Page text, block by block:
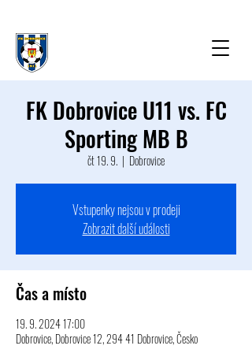
FK Dobrovice U11 vs. FC
Sporting MB B
čt 19. 9.
  |
Dobrovice
Vstupenky nejsou v prodeji
Zobrazit další události
Čas a místo
19. 9. 2024 17:00
Dobrovice, Dobrovice 12, 294 41 Dobrovice, Česko